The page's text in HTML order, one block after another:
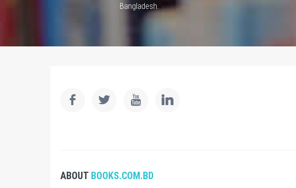
Bangladesh.
ABOUT BOOKS.COM.BD